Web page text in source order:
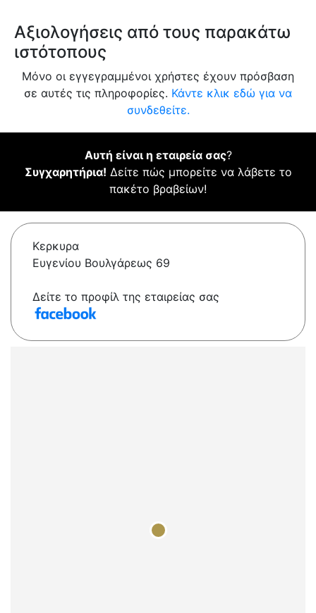
Αξιολογήσεις από τους παρακάτω
ιστότοπους
Μόνο οι εγγεγραμμένοι χρήστες έχουν πρόσβαση
σε αυτές τις πληροφορίες. Κάντε κλικ εδώ για να
συνδεθείτε.
Αυτή είναι η εταιρεία σας?
Συγχαρητήρια! Δείτε πώς μπορείτε να λάβετε το
πακέτο βραβείων!
Κερκυρα
Ευγενίου Βουλγάρεως 69
Δείτε το προφίλ της εταιρείας σας